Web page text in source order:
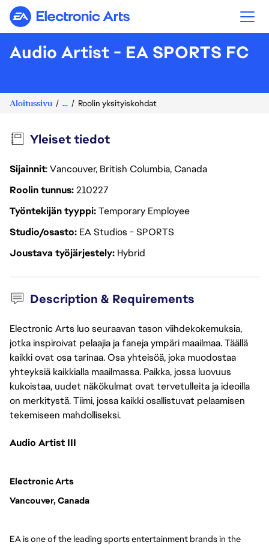
Electronic Arts
Audio Artist - EA SPORTS FC
Aloitussivu ... Roolin yksityiskohdat
Yleiset tiedot
Sijainnit: Vancouver, British Columbia, Canada
Roolin tunnus210227
Työntekijän tyyppiTemporary Employee
Studio/osasto EA Studios - SPORTS
Joustava työjärjestely Hybrid
Description & Requirements
Electronic Arts luo seuraavan tason viihdekokemuksia,
jotka inspiroivat pelaajia ja faneja ympäri maailmaa. Täällä
kaikki ovat osa tarinaa. Osa yhteisöä, joka muodostaa
yhteyksiä kaikkialla maailmassa. Paikka, jossa luovuus
kukoistaa, uudet näkökulmat ovat tervetulleita ja ideoilla
on merkitystä. Tiimi, jossa kaikki osallistuvat pelaamisen
tekemiseen mahdolliseksi.
Audio Artist III
Electronic Arts
Vancouver, Canada
EA is one of the leading sports entertainment brands in the